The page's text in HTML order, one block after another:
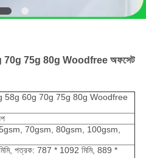
70g 75g 80g Woodfree অফসেট
58g 60g 70g 75g 80g Woodfree
70gsm, 80gsm, 100gsm,
পত্রক: 787 * 1092 মিমি, 889 *